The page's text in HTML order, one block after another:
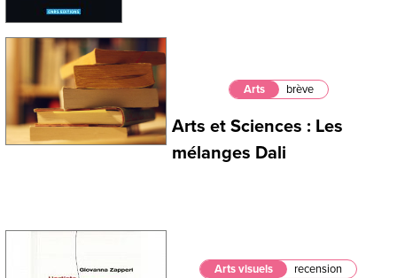
Arts brève
Arts et Sciences : Les
mélanges Dali
Arts visuels recension